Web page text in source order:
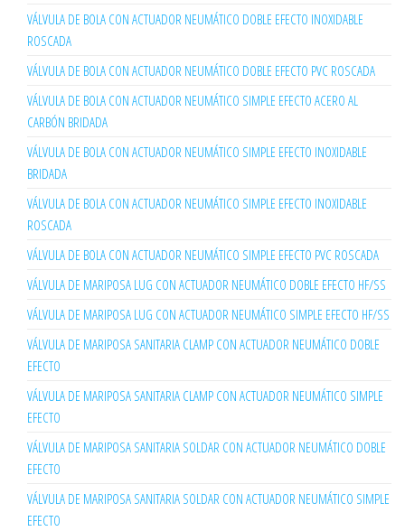
VÁLVULA DE BOLA CON ACTUADOR NEUMÁTICO DOBLE EFECTO INOXIDABLE
ROSCADA
VÁLVULA DE BOLA CON ACTUADOR NEUMÁTICO DOBLE EFECTO PVC ROSCADA
VÁLVULA DE BOLA CON ACTUADOR NEUMÁTICO SIMPLE EFECTO ACERO AL
CARBÓN BRIDADA
VÁLVULA DE BOLA CON ACTUADOR NEUMÁTICO SIMPLE EFECTO INOXIDABLE
BRIDADA
VÁLVULA DE BOLA CON ACTUADOR NEUMÁTICO SIMPLE EFECTO INOXIDABLE
ROSCADA
VÁLVULA DE BOLA CON ACTUADOR NEUMÁTICO SIMPLE EFECTO PVC ROSCADA
VÁLVULA DE MARIPOSA LUG CON ACTUADOR NEUMÁTICO DOBLE EFECTO HF/SS
VÁLVULA DE MARIPOSA LUG CON ACTUADOR NEUMÁTICO SIMPLE EFECTO HF/SS
VÁLVULA DE MARIPOSA SANITARIA CLAMP CON ACTUADOR NEUMÁTICO DOBLE
EFECTO
VÁLVULA DE MARIPOSA SANITARIA CLAMP CON ACTUADOR NEUMÁTICO SIMPLE
EFECTO
VÁLVULA DE MARIPOSA SANITARIA SOLDAR CON ACTUADOR NEUMÁTICO DOBLE
EFECTO
VÁLVULA DE MARIPOSA SANITARIA SOLDAR CON ACTUADOR NEUMÁTICO SIMPLE
EFECTO